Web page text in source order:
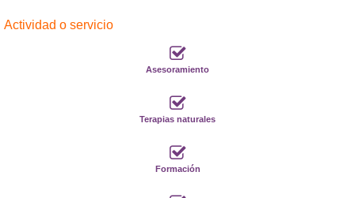
Actividad o servicio
Asesoramiento
Terapias naturales
Formación